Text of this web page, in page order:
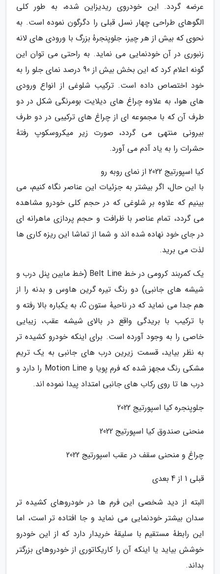
عرضه گردد. این خودروی ریدیزاین شده، به طور کلی
الگوهای طراحی چهار نسل قبلی را دگرگون نموده است. به
نحوی که بیش از هر چیز، جلوپنجرهٔ بزرگ با ورودی های لانه
زنبوری در آن خودنمایی می نماید. به راحتی می توان این
گونه اعلام کرد که این بخش بیش از 90 درصد نمای جلو را به
خود اختصاص داده است. ترکیب شلوغی از انواع ورودی
های هوا، به علاوه چراغ های دیلایت بومرنگی شکل در دو
طرف آن که با مجموعه ای از چراغ های ترکیبی در دو طرف
بیرونی منتهی می گردد، صورت زیر میکروسکوپ رفتهٔ
حشرات را به یاد آدم می آورد.
کیا اسپورتیج 2022 از نمای روبه رو
با این حال، اگر بیشتر به جزئیات این عناصر نگاه کنیم، می
بینیم که علاوه بر شلوغی که در حجم کلی خودرو مشاهده
می گردد، تمام عناصر با ظرافت و حجم پردازی ماهرانه ای
در جای خود نهاده شده اند و شما از تماشا این ریزه کاری ها
لذت می برید.
یک کمربند کرومی در خط Belt Line (خط مابین پنل درب و
شیشه های جانبی) دو رنگ تیره گرین هاوس و بدنه را از
هم جدا می نماید که در ناحیهٔ ستون C، به یکباره بالا رفته و
با ترکیب با بریدگی واقع در بالای شیشه عقب، زیبایی
خاصی را به وجود آورده است. برای اینکه خودرو کشیده تر
به نظر بیاید، قسمت زیرین درب های جانبی به یک تریم
مشکی رنگ مجهز شده که فرم پویا و Motion Line را دارد و
درب ها تا روی رکاب های جانبی امتداد پیدا نموده اند.
جلوپنجره کیا اسپورتیج 2022
منحنی صندوق کیا اسپورتیج 2022
چراغ و منحنی سقف در عقب اسپورتیج 2022
قبلی 1 از 4 بعدی
البته از دید شخصی این فرم ها در خودروهای کشیده تر
سدان بیشتر خودنمایی می نماید و جا افتاده تر است، اما
این رابطهٔ مستقیم با سلیقهٔ خریدار دارد که از این خودرو
خوشش بیاید یا اینکه آن را کاریکاتوری از خودروهای بزرگتر
بداند.